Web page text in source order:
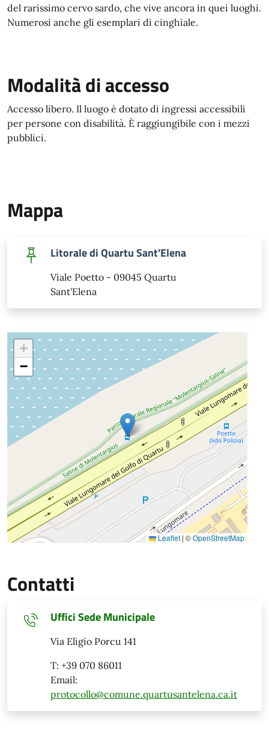
del rarissimo cervo sardo, che vive ancora in quei luoghi.
Numerosi anche gli esemplari di cinghiale.
Modalità di accesso
Accesso libero. Il luogo è dotato di ingressi accessibili
per persone con disabilità. È raggiungibile con i mezzi
pubblici.
Mappa
Litorale di Quartu Sant'Elena
Viale Poetto - 09045 Quartu
Sant'Elena
+
−
Leaflet | ©OpenStreetMap
Contatti
Uffici Sede Municipale
Via Eligio Porcu 141
T: +39 070 86011
Email:
protocollo@comune.quartusantelena.ca.it